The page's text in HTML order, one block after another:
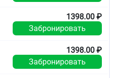
1398.00 ₽
Забронировать
1398.00 ₽
Забронировать